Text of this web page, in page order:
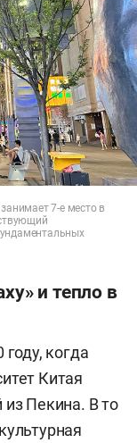
7-е место в
и тепло в
когда
Китая
Пекина. В то